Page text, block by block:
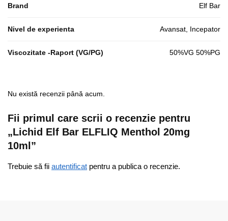
Brand Elf Bar
Nivel de experienta Avansat, Incepator
Viscozitate -Raport (VG/PG) 50%VG 50%PG
Nu există recenzii până acum.
Fii primul care scrii o recenzie pentru
„Lichid Elf Bar ELFLIQ Menthol 20mg
10ml”
Trebuie să fii autentificat pentru a publica o recenzie.